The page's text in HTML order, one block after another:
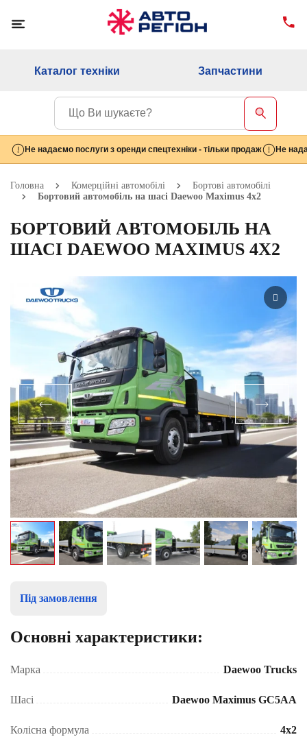
Каталог техніки Запчастини
Не надаємо послуги з оренди спецтехніки - тільки продаж Не
Головна Комерційні автомобілі
Бортові автомобілі
Бортовий автомобіль на шасі Daewoo Maximus 4х2
БОРТОВИЙ АВТОМОБІЛЬ НА
ШАСІ DAEWOO MAXIMUS 4Х2
Під замовлення
Основні характеристики:
Марка Daewoo Trucks
Шасі Daewoo Maximus GC5AA
Колісна формула 4x2